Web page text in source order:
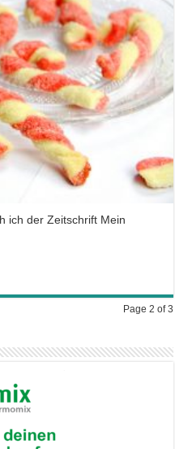
ich der Zeitschrift Mein
Page 2 of 3